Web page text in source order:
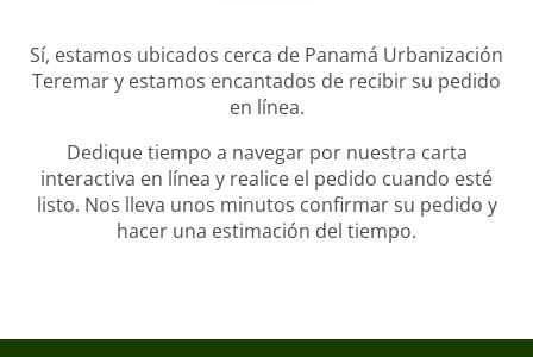
Sí, estamos ubicados cerca de Panamá Urbanización
Teremar y estamos encantados de recibir su pedido
en línea.
Dedique tiempo a navegar por nuestra carta
interactiva en línea y realice el pedido cuando esté
listo. Nos lleva unos minutos confirmar su pedido y
hacer una estimación del tiempo.